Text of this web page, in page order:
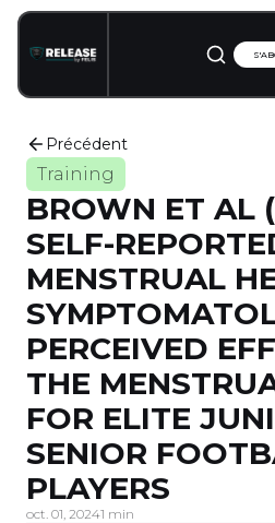
Précédent
Training
BROWN ET AL
SELF-
MENSTRUAL
PERCEIVED
THE
FOR ELITE
SENIOR
PLAYERS
oct. 01, 20241 min